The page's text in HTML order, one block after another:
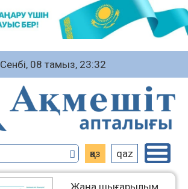
Сенбі, 08 тамыз, 23:32
қаз qaz
Жаңа шығарылым